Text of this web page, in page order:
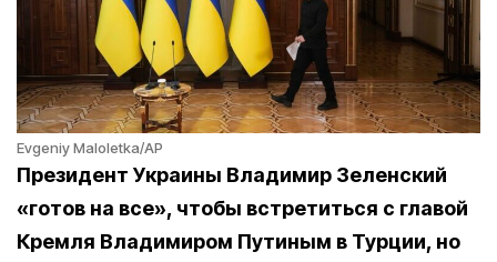
Evgeniy Maloletka/AP
Президент Украины Владимир Зеленский
«готов на все», чтобы встретиться с главой
Кремля Владимиром Путиным в Турции, но